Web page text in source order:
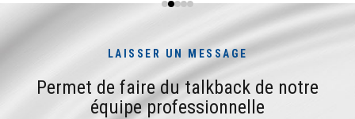
LAISSER UN MESSAGE
Permet de faire du talkback de notre
équipe professionnelle